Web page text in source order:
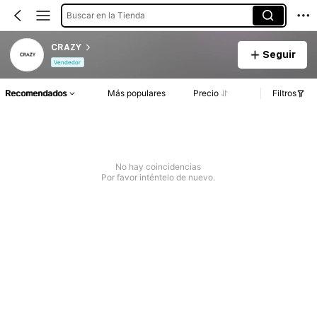
Buscar en la Tienda
CRAZY
Vendedor
Seguir
Recomendados Más populares Precio Filtros
No hay coincidencias
Por favor inténtelo de nuevo.